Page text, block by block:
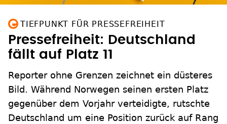
TIEFPUNKT FÜR PRESSEFREIHEIT
Pressefreiheit: Deutschland
fällt auf Platz 11
Reporter ohne Grenzen zeichnet ein düsteres
Bild. Während Norwegen seinen ersten Platz
gegenüber dem Vorjahr verteidigte, rutschte
Deutschland um eine Position zurück auf Rang